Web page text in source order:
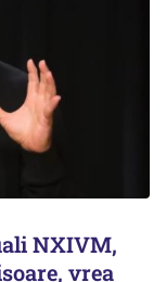
NXIVM,
vrea